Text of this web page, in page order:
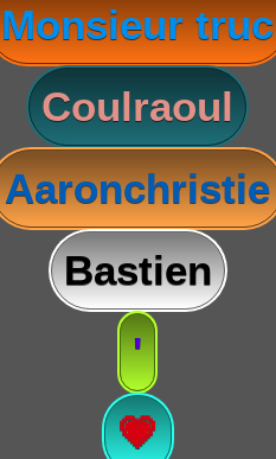
Monsieur truc
Coulraoul
Aaronchristie
Bastien
'
💗